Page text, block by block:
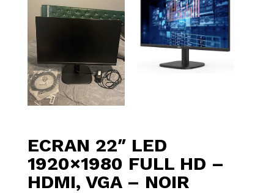
ECRAN 22″ LED
1920×1980 FULL HD –
HDMI, VGA – NOIR